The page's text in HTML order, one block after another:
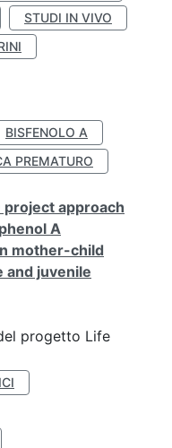
STUDI IN VIVO
BISFENOLO A
PREMATURO
project approach
A
mother-child
and juvenile
progetto Life